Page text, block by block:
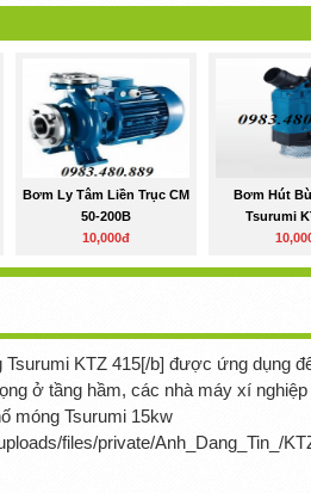
Bơm Ly Tâm Liền Trục CM
50-200B
10,000đ
Bơm Hút
Tsurumi
Tsurumi KTZ 415[/b] được ứng dụng
ở tầng hầm, các nhà máy xí nghiệp
móng Tsurumi 15kw
files/private/Anh_Dang_Tin_/